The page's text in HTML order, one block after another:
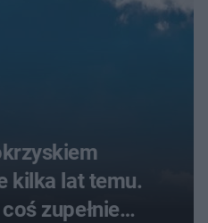
kilka lat temu.
zupełnie